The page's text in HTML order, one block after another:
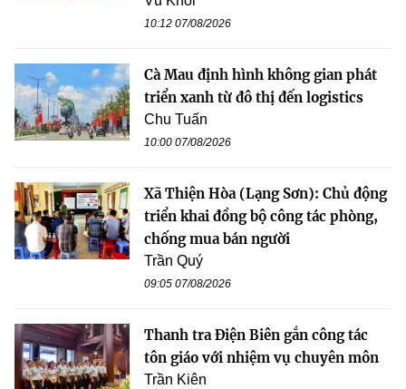
10:12 07/08/2026
Cà Mau định hình không gian phát
triển xanh từ đô thị đến logistics
Chu Tuấn
10:00 07/08/2026
Xã Thiện Hòa (Lạng Sơn): Chủ động
triển khai đồng bộ công tác phòng,
chống mua bán người
Trần Quý
09:05 07/08/2026
Thanh tra Điện Biên gắn công tác
tôn giáo với nhiệm vụ chuyên môn
Trần Kiên